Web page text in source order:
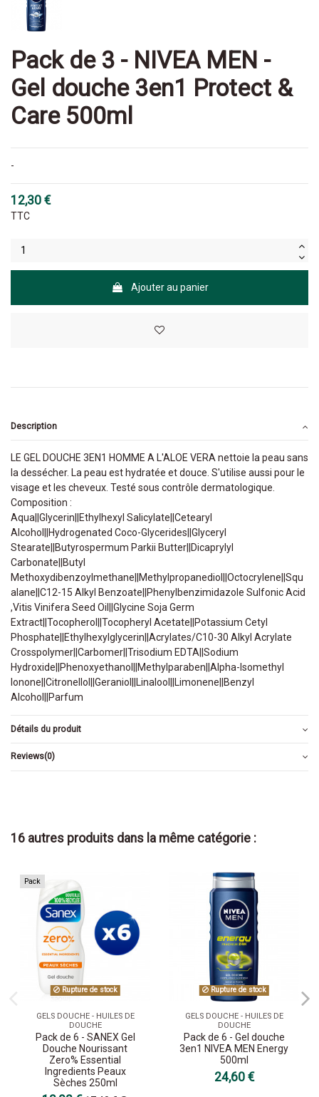
Pack de 3 - NIVEA MEN -
Gel douche 3en1 Protect &
Care 500ml
-
12,30 €
TTC
Ajouter au panier
Description
LE GEL DOUCHE 3EN1 HOMME A L'ALOE VERA nettoie la peau sans
la dessécher. La peau est hydratée et douce. S'utilise aussi pour le
visage et les cheveux. Testé sous contrôle dermatologique.
Composition :
Aqua||Glycerin||Ethylhexyl Salicylate||Cetearyl
Alcohol||Hydrogenated Coco-Glycerides||Glyceryl
Stearate||Butyrospermum Parkii Butter||Dicaprylyl
Carbonate||Butyl
Methoxydibenzoylmethane||Methylpropanediol||Octocrylene||Squ
alane||C12-15 Alkyl Benzoate||Phenylbenzimidazole Sulfonic Acid
,Vitis Vinifera Seed Oil||Glycine Soja Germ
Extract||Tocopherol||Tocopheryl Acetate||Potassium Cetyl
Phosphate||Ethylhexylglycerin||Acrylates/C10-30 Alkyl Acrylate
Crosspolymer||Carbomer||Trisodium EDTA||Sodium
Hydroxide||Phenoxyethanol||Methylparaben||Alpha-Isomethyl
Ionone||Citronellol||Geraniol||Linalool||Limonene||Benzyl
Alcohol||Parfum
Détails du produit
Reviews(0)
16 autres produits dans la même catégorie :
Pack
Rupture de stock
GELS DOUCHE - HUILES DE
DOUCHE
Pack de 6 - SANEX Gel
Douche Nourissant
Zero% Essential
Ingredients Peaux
Sèches 250ml
Rupture de stock
GELS DOUCHE - HUILES DE
DOUCHE
Pack de 6 - Gel douche
3en1 NIVEA MEN Energy
500ml
24,60 €